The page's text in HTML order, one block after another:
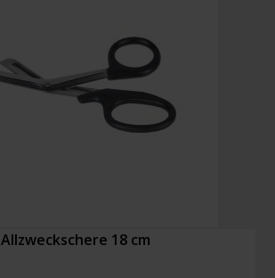
Allzweckschere 18 cm